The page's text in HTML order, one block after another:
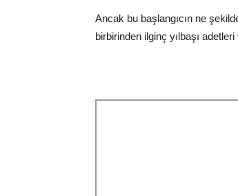
Ancak bu başlangıcın ne
birbirinden ilginç yılbaşı